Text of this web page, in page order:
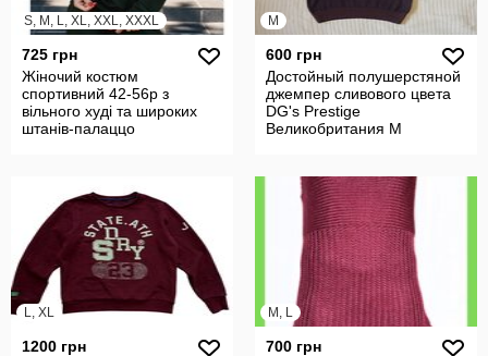
S, M, L, XL, XXL, XXXL
725 грн
Жіночий костюм
спортивний 42-56р з
вільного худі та широких
штанів-палаццо
M
600 грн
Достойный полушерстяной
джемпер сливового цвета
DG's Prestige
Великобритания M
L, XL
1200 грн
M, L
700 грн